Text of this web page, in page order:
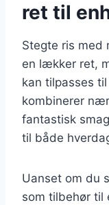
ret til
Stegte ris med
en lækker ret,
kan tilpasses
kombinerer
fantastisk
til både
Uanset om du
som tilbehør til